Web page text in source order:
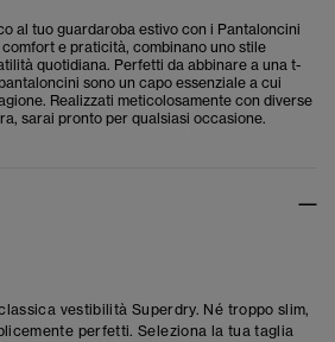
al tuo guardaroba estivo con i Pantaloncini
e praticità, combinano uno stile
quotidiana. Perfetti da abbinare a una t-
sono un capo essenziale a cui
Realizzati meticolosamente con diverse
sarai pronto per qualsiasi occasione.
vestibilità Superdry. Né troppo slim,
perfetti. Seleziona la tua taglia